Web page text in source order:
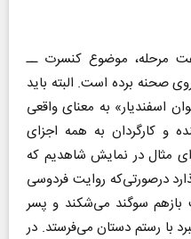
مرحله، موضوع کنسرت ــ
صحنه برده است. البته باید
اسفندیار» به معنای واقعی
و کارگردان به همه اجزای
مثال در نمایش شاهدیم که
درصورتی‌که روایت فردوسی
سوگند می‌شکند و پسر
با رستم دستان می‌فرستد. در